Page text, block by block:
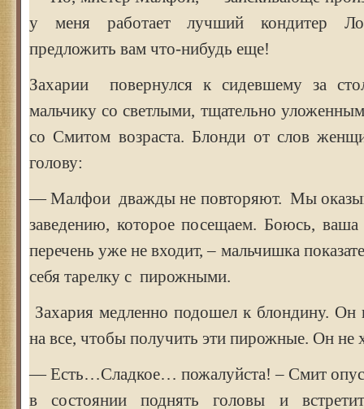
у меня работает лучший кондитер
предложить вам что-нибудь еще!
Захарии повернулся к сидевшему за
мальчику со светлыми, тщательно
со Смитом возраста. Блонди от слов
голову:
— Малфои дважды не повторяют. Мы
заведению, которое посещаем. Боюсь, ваша
перечень уже не входит, – мальчишка
себя тарелку с пирожными.
Захария медленно подошел к блондину. Он
на все, чтобы получить эти пирожные. Он не
— Есть…Сладкое… пожалуйста! – Смит
в состоянии поднять головы и